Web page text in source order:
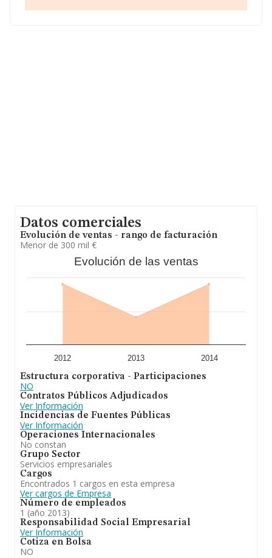
el promedio de la facturación de ventas entre todas las
Datos comerciales
Evolución de ventas - rango de facturación
Menor de 300 mil €
Evolución de las ventas
2012 2013 2014
Estructura corporativa - Participaciones
NO
Contratos Públicos Adjudicados
Ver Información
Incidencias de Fuentes Públicas
Ver Información
Operaciones Internacionales
No constan
Grupo Sector
Servicios empresariales
Cargos
Encontrados 1 cargos en esta empresa
Ver cargos de Empresa
Número de empleados
1 (año 2013)
Responsabilidad Social Empresarial
Ver Información
Cotiza en Bolsa
NO